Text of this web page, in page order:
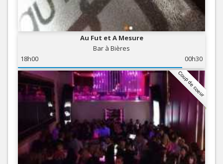
Au Fut et A Mesure
Bar à Bières
18h00
00h30
Coup de coeur